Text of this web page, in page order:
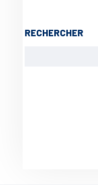
RECHERCHER